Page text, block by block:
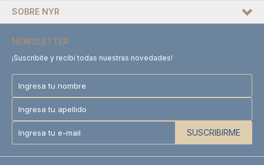
SOBRE NYR
NEWSLETTER
¡Suscribite y recibí todas nuestras novedades!
SUSCRIBIRME